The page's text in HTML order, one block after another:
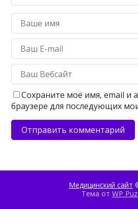
Сохраните моё имя, email и
браузере для последующих
Медицинский сайт
Тема от WP